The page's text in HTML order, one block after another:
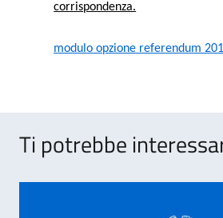
corrispondenza.
modulo opzione referendum
Ti potrebbe